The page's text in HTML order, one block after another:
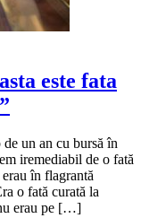
este fata
un an cu bursă în
iremediabil de o fată
în flagrantă
o fată curată la
erau pe […]